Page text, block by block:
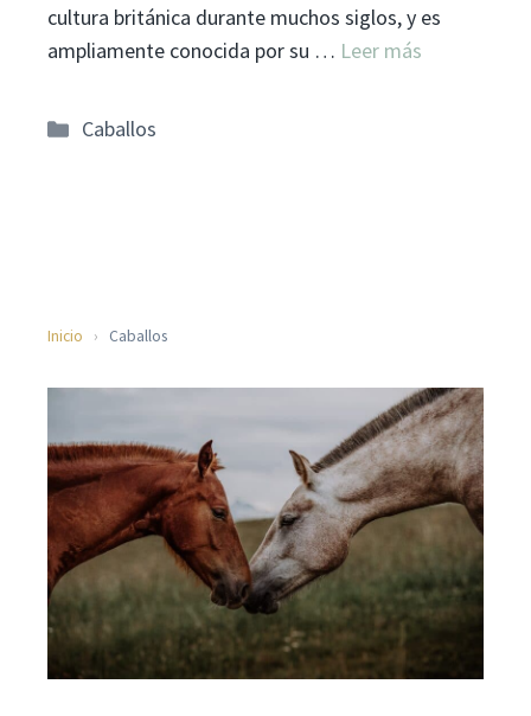
cultura británica durante muchos siglos, y es
ampliamente conocida por su … Leer más
Categorías
Caballos
Inicio › Caballos